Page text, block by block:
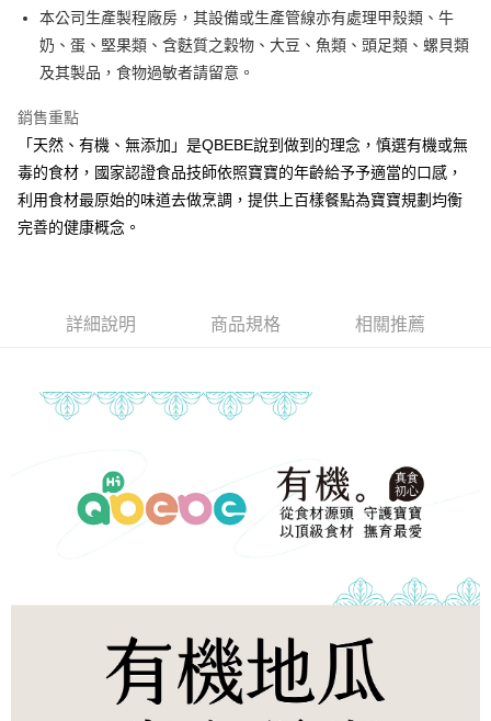
全盈+PAY
大哥付你分期
相關說明
1.本服務由台灣大哥大提供，台灣大哥大用戶可立即使用無須另外申請。
2.付款方式選擇「大哥付你分期」，訂單成立後會自動跳轉到大哥付的交易
流程，驗證手機門號後，選擇欲分期的期數、繳款截止日，確認付款後即完
成交易。
3.實際核准額度、可分期數及費用金額請依後續交易確認頁面所載為準。
4.訂單成立30分鐘內，如未前往確認交易或遇審核未通過，訂單將自動取
醒簡訊。
【注意事項】
1.本服務係由「台灣大哥大股份有限公司」（以下簡稱本公司）所提供，讓
2.基於同意付款使用「大哥付你分期」之契約關係目的，商店將以您的個人
資料（包含姓名、電話或地址）提供予台灣大哥大進項蒐集、處理及利用，
由本公司與您本人進行分期帳單所需資料之確認、核對及更正。
3.完整用戶服務條款，請詳閱以下連結：
https://oppay.tw/userRule
AFTEE先享後付
相關說明
【關於「AFTEE先享後付」】
AFTEE先享後付是「在收到商品之後才付款」的支付方式。 讓您購物簡單
便利好安心！
１．簡單：不需註冊會員、不需綁卡、不需儲值。
１．於結帳方式選擇「AFTEE先享後付」後，將跳轉至「AFTEE先享後付」
３．收到繳費通知簡訊後14天內，點擊此簡訊中的連結，可透過四大超商／
ATM／網路銀行／等多元方式進行付款，方視為交易完成。
購買商品的店家。未經商家同意取消之訂單仍視為有效，需透過AFTEE先享
後付繳納相關費用。
※ 交易是否成功請以「AFTEE先享後付 」之結帳頁面顯示為準，若有關於
是否繳費成功／繳費後需取消欲退款等相關疑問，請聯繫「AFTEE先享後付
客戶支援中心」https://netprotections.freshdesk.com/support/home
１．透過由恩沛科技股份有限公司提供之「AFTEE先享後付」服務完成之交
易，需依本服務之必要範圍內提供個人資料，並將交易相關給付款項請求債
２．關於個人資料處理事宜，請瀏覽以下網址：
https://aftee.tw/terms/#terms3
３．未成年的使用者請事先徵得法定代理人或監護人之同意方可使用
「AFTEE先享後付」，若未經同意申辦者引起之損失，本公司不負相關責
冷凍宅配-本島
每筆NT$150，滿NT$1,500(含以上)免運費
冷凍宅配-離島
每筆NT$260
本公司生產製程廠房，其設備或生產管線亦有處理甲殼類、牛
奶、蛋、堅果類、含麩質之穀物、大豆、魚類、頭足類、螺貝類
及其製品，食物過敏者請留意。
銷售重點
「天然、有機、無添加」是QBEBE說到做到的理念，慎選有機或無
毒的食材，國家認證食品技師依照寶寶的年齡給予予適當的口感，
利用食材最原始的味道去做烹調，提供上百樣餐點為寶寶規劃均衡
完善的健康概念。
詳細說明 商品規格 相關推薦